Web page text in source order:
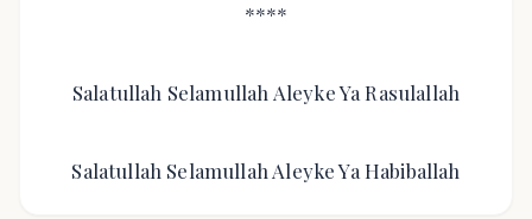
****
Salatullah Selamullah Aleyke Ya Rasulallah
Salatullah Selamullah Aleyke Ya Habiballah